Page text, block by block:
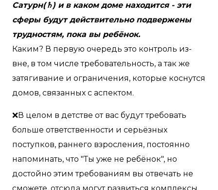
Сатурн(♄) и в каком доме находится - эти
сферы будут действительно подвержены
трудностям, пока вы ребёнок.
Каким? В первую очередь это контроль из-
вне, в том числе требовательность, а так же
затягивание и ограничения, которые коснутся
домов, связанных с аспектом.
❌В целом в детстве от вас будут требовать
больше ответственности и серьёзных
поступков, раннего взросления, постоянно
напоминать, что "Ты уже не ребёнок", но
достойно этим требованиям вы отвечать не